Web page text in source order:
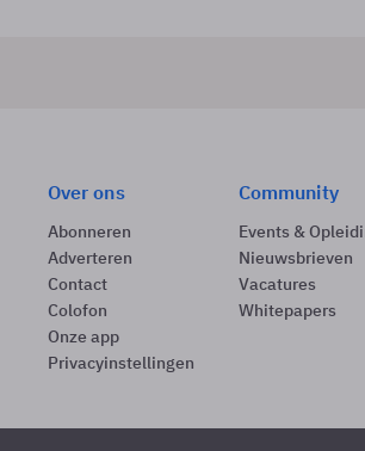
Over ons
Abonneren
Adverteren
Contact
Colofon
Onze app
Privacyinstellingen
Community
Events &
Nieuwsbrieven
Vacatures
Whitepapers